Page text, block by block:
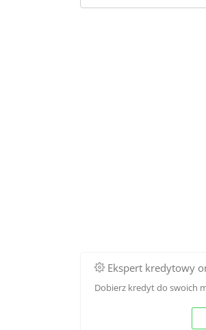
Ekspert kredytowy
Dobierz kredyt do swoich